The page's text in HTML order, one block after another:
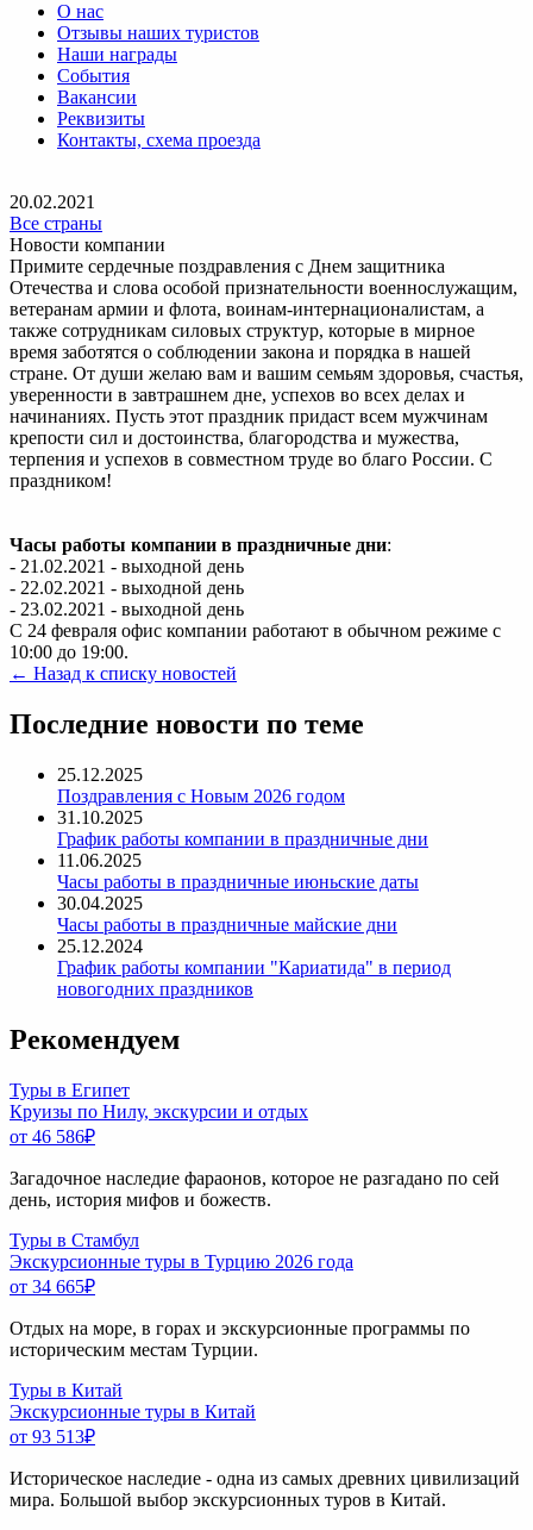
О нас
Отзывы наших туристов
Наши награды
События
Вакансии
Реквизиты
Контакты, схема проезда
20.02.2021
Все страны
Новости компании
Примите сердечные поздравления с Днем защитника
Отечества и слова особой признательности военнослужащим,
ветеранам армии и флота, воинам-интернационалистам, а
также сотрудникам силовых структур, которые в мирное
время заботятся о соблюдении закона и порядка в нашей
стране. От души желаю вам и вашим семьям здоровья, счастья,
уверенности в завтрашнем дне, успехов во всех делах и
начинаниях. Пусть этот праздник придаст всем мужчинам
крепости сил и достоинства, благородства и мужества,
терпения и успехов в совместном труде во благо России. С
праздником!
Часы работы компании в праздничные дни:
- 21.02.2021 - выходной день
- 22.02.2021 - выходной день
- 23.02.2021 - выходной день
С 24 февраля офис компании работают в обычном режиме с
10:00 до 19:00.
← Назад к списку новостей
Последние новости по теме
25.12.2025
Поздравления с Новым 2026 годом
31.10.2025
График работы компании в праздничные дни
11.06.2025
Часы работы в праздничные июньские даты
30.04.2025
Часы работы в праздничные майские дни
25.12.2024
График работы компании "Кариатида" в период
новогодних праздников
Рекомендуем
Туры в Египет
Круизы по Нилу, экскурсии и отдых
от 46 586₽
Загадочное наследие фараонов, которое не разгадано по сей
день, история мифов и божеств.
Туры в Стамбул
Экскурсионные туры в Турцию 2026 года
от 34 665₽
Отдых на море, в горах и экскурсионные программы по
историческим местам Турции.
Туры в Китай
Экскурсионные туры в Китай
от 93 513₽
Историческое наследие - одна из самых древних цивилизаций
мира. Большой выбор экскурсионных туров в Китай.